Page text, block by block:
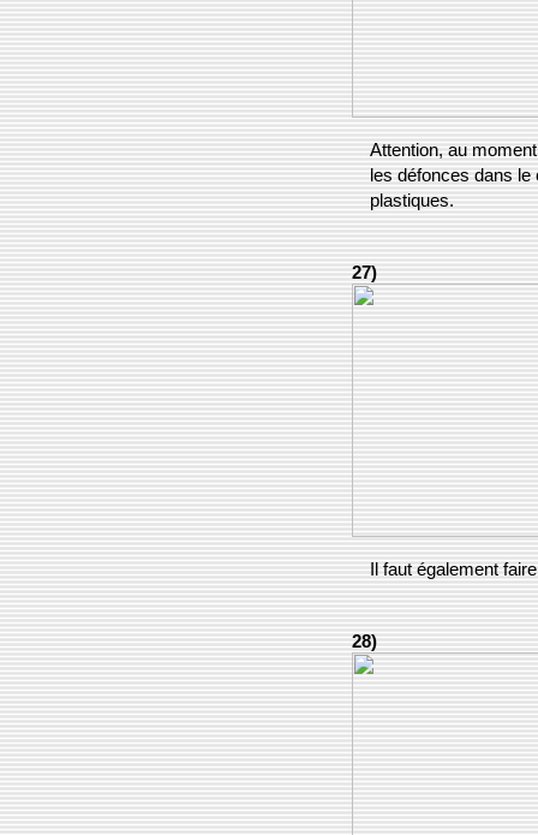
Attention, au
les défonces dans le
plastiques.
27)
Il faut également
28)